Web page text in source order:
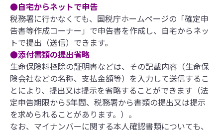
●自宅からネットで申告
税務署に行かなくても、国税庁ホームページの「確定申
告書等作成コーナー」で申告書を作成し、自宅からネッ
トで提出（送信）できます。
●添付書類の提出省略
生命保険料控除の証明書などは、その記載内容（生命保
険会社などの名称、支払金額等）を入力して送信するこ
とにより、提出又は提示を省略することができます（法
定申告期限から5年間、税務署から書類の提出又は提示
を求められることがあります。）。
なお、マイナンバーに関する本人確認書類についても、